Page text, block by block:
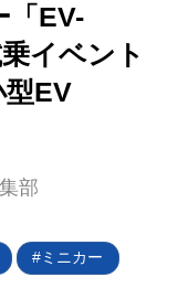
「EV-
イベント
型EV
部
ミニカー